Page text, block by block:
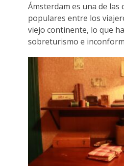
Ámsterdam es una de las
populares entre los
viejo continente, lo que
sobreturismo e